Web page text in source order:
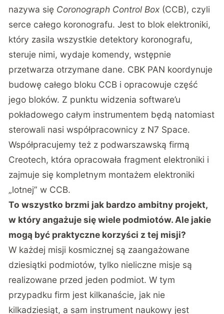
nazywa się Coronograph Control Box (CCB), czyli
serce całego koronografu. Jest to blok elektroniki,
który zasila wszystkie detektory koronografu,
steruje nimi, wydaje komendy, wstępnie
przetwarza otrzymane dane. CBK PAN koordynuje
budowę całego bloku CCB i opracowuje część
jego bloków. Z punktu widzenia software’u
pokładowego całym instrumentem będą natomiast
sterowali nasi współpracownicy z N7 Space.
Współpracujemy też z podwarszawską firmą
Creotech, która opracowała fragment elektroniki i
zajmuje się kompletnym montażem elektroniki
„lotnej” w CCB.
To wszystko brzmi jak bardzo ambitny projekt,
w który angażuje się wiele podmiotów. Ale jakie
mogą być praktyczne korzyści z tej misji?
W każdej misji kosmicznej są zaangażowane
dziesiątki podmiotów, tylko nieliczne misje są
realizowane przed jeden podmiot. W tym
przypadku firm jest kilkanaście, jak nie
kilkadziesiąt, a sam instrument naukowy jest